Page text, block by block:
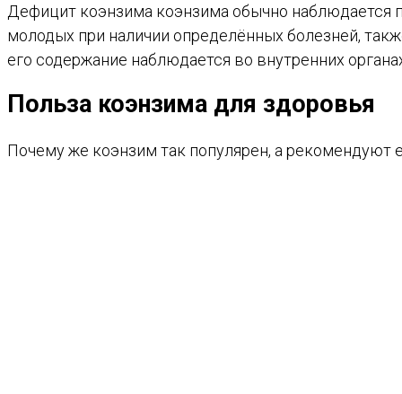
Дефицит коэнзима коэнзима обычно наблюдается
молодых при наличии определённых болезней,
его содержание наблюдается во внутренних
Польза коэнзима для здоровья
Почему же коэнзим так популярен, а